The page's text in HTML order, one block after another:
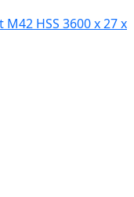
HSS 3600 x 27 x